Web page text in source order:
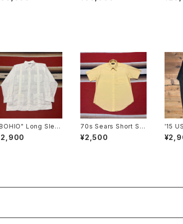
Long Slee
Guayabera Shirt
XL
70s Sears Short Sle
eve Shirt size XL
¥2,500
'15